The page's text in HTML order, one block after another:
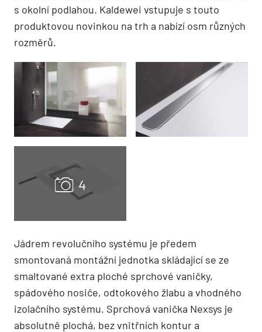
s okolní podlahou. Kaldewei vstupuje s touto
produktovou novinkou na trh a nabízí osm různých
rozměrů.
Jádrem revolučního systému je předem
smontovaná montážní jednotka skládající se ze
smaltované extra ploché sprchové vaničky,
spádového nosiče, odtokového žlabu a vhodného
izolačního systému. Sprchová vanička Nexsys je
absolutně plochá, bez vnitřních kontur a